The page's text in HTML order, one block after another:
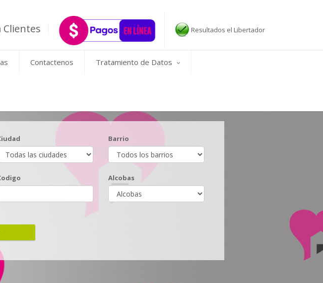
Clientes Resultados el Libertador
Contactenos Tratamiento de Datos
Barrio
Alcobas